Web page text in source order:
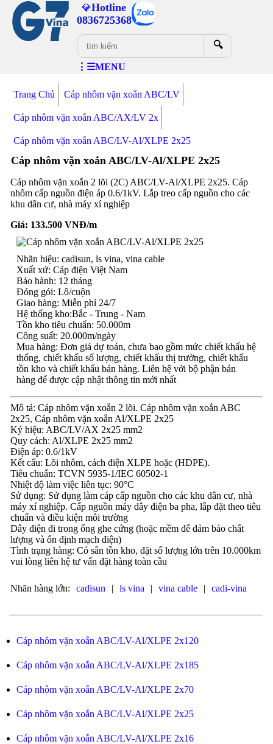
💎Hotline
0836725368
🔍
⋮☰MENU
Trang Chủ Cáp nhôm vặn xoắn ABC/LV
Cáp nhôm vặn xoắn ABC/AX/LV 2x
Cáp nhôm vặn xoắn ABC/LV-Al/XLPE 2x25
Cáp nhôm vặn xoắn ABC/LV-Al/XLPE 2x25
Cáp nhôm vặn xoắn 2 lõi (2C) ABC/LV-Al/XLPE 2x25. Cáp
nhôm cấp nguồn điện áp 0.6/1kV. Lắp treo cấp nguồn cho các
khu dân cư, nhà máy xí nghiệp
Giá: 133.500VNĐ/m
Nhãn hiệu: cadisun, ls vina, vina cable
Xuất xứ: Cáp điện Việt Nam
Bảo hành: 12 tháng
Đóng gói: Lô/cuộn
Giao hàng: Miễn phí 24/7
Hệ thống kho:Bắc - Trung - Nam
Tồn kho tiêu chuẩn: 50.000m
Công suất: 20.000m/ngày
Mua hàng: Đơn giá dự toán, chưa bao gồm mức chiết khấu hệ
thống, chiết khấu số lượng, chiết khấu thị trường, chiết khấu
tồn kho và chiết khấu bán hàng. Liên hệ với bộ phận bán
hàng để được cập nhật thông tin mới nhất
Mô tả: Cáp nhôm vặn xoắn 2 lõi. Cáp nhôm vặn xoắn ABC
2x25, Cáp nhôm vặn xoắn Al/XLPE 2x25
Ký hiệu: ABC/LV/AX 2x25 mm2
Quy cách: Al/XLPE 2x25 mm2
Điện áp: 0.6/1kV
Kết cấu: Lõi nhôm, cách điện XLPE hoặc (HDPE).
Tiêu chuẩn: TCVN 5935-1/IEC 60502-1
Nhiệt độ làm việc liên tục: 90°C
Sử dụng: Sử dụng làm cáp cấp nguồn cho các khu dân cư, nhà
máy xí nghiệp. Cấp nguồn máy dây điện ba pha, lắp đặt theo tiêu
chuẩn và điều kiện môi trường
Dây điện đi trong ống ghe cứng (hoặc mềm để đảm bảo chất
lượng và ổn định mạch điện)
Tình trạng hàng: Có sẵn tồn kho, đặt số lượng lớn trên 10.000km
vui lòng liên hệ tư vấn đặt hàng toàn cầu
Nhãn hàng lớn: cadisun | ls vina | vina cable | cadi-vina
Cáp nhôm vặn xoắn ABC/LV-Al/XLPE 2x120
Cáp nhôm vặn xoắn ABC/LV-Al/XLPE 2x185
Cáp nhôm vặn xoắn ABC/LV-Al/XLPE 2x70
Cáp nhôm vặn xoắn ABC/LV-Al/XLPE 2x25
Cáp nhôm vặn xoắn ABC/LV-Al/XLPE 2x16